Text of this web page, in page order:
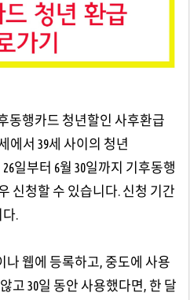
동행카드 청년할인 사후환급
에서 39세 사이의 청년
일부터 6월 30일까지 기후동행
신청할 수 있습니다. 신청 기간
.
웹에 등록하고, 중도에 사용
고 30일 동안 사용했다면, 한 달